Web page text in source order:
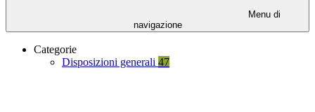
Menu di
navigazione
Categorie
Disposizioni generali 47